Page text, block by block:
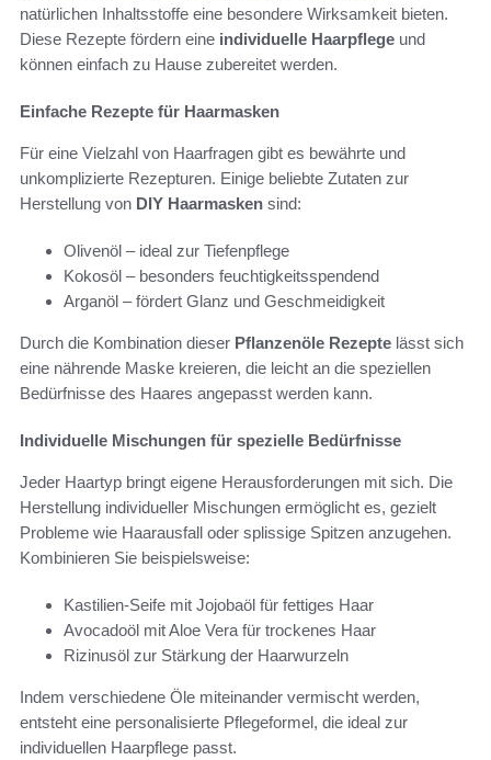
natürlichen Inhaltsstoffe eine besondere Wirksamkeit bieten.
Diese Rezepte fördern eine individuelle Haarpflege und
können einfach zu Hause zubereitet werden.
Einfache Rezepte für Haarmasken
Für eine Vielzahl von Haarfragen gibt es bewährte und
unkomplizierte Rezepturen. Einige beliebte Zutaten zur
Herstellung von DIY Haarmasken sind:
Olivenöl – ideal zur Tiefenpflege
Kokosöl – besonders feuchtigkeitsspendend
Arganöl – fördert Glanz und Geschmeidigkeit
Durch die Kombination dieser Pflanzenöle Rezepte lässt sich
eine nährende Maske kreieren, die leicht an die speziellen
Bedürfnisse des Haares angepasst werden kann.
Individuelle Mischungen für spezielle Bedürfnisse
Jeder Haartyp bringt eigene Herausforderungen mit sich. Die
Herstellung individueller Mischungen ermöglicht es, gezielt
Probleme wie Haarausfall oder splissige Spitzen anzugehen.
Kombinieren Sie beispielsweise:
Kastilien-Seife mit Jojobaöl für fettiges Haar
Avocadoöl mit Aloe Vera für trockenes Haar
Rizinusöl zur Stärkung der Haarwurzeln
Indem verschiedene Öle miteinander vermischt werden,
entsteht eine personalisierte Pflegeformel, die ideal zur
individuellen Haarpflege passt.